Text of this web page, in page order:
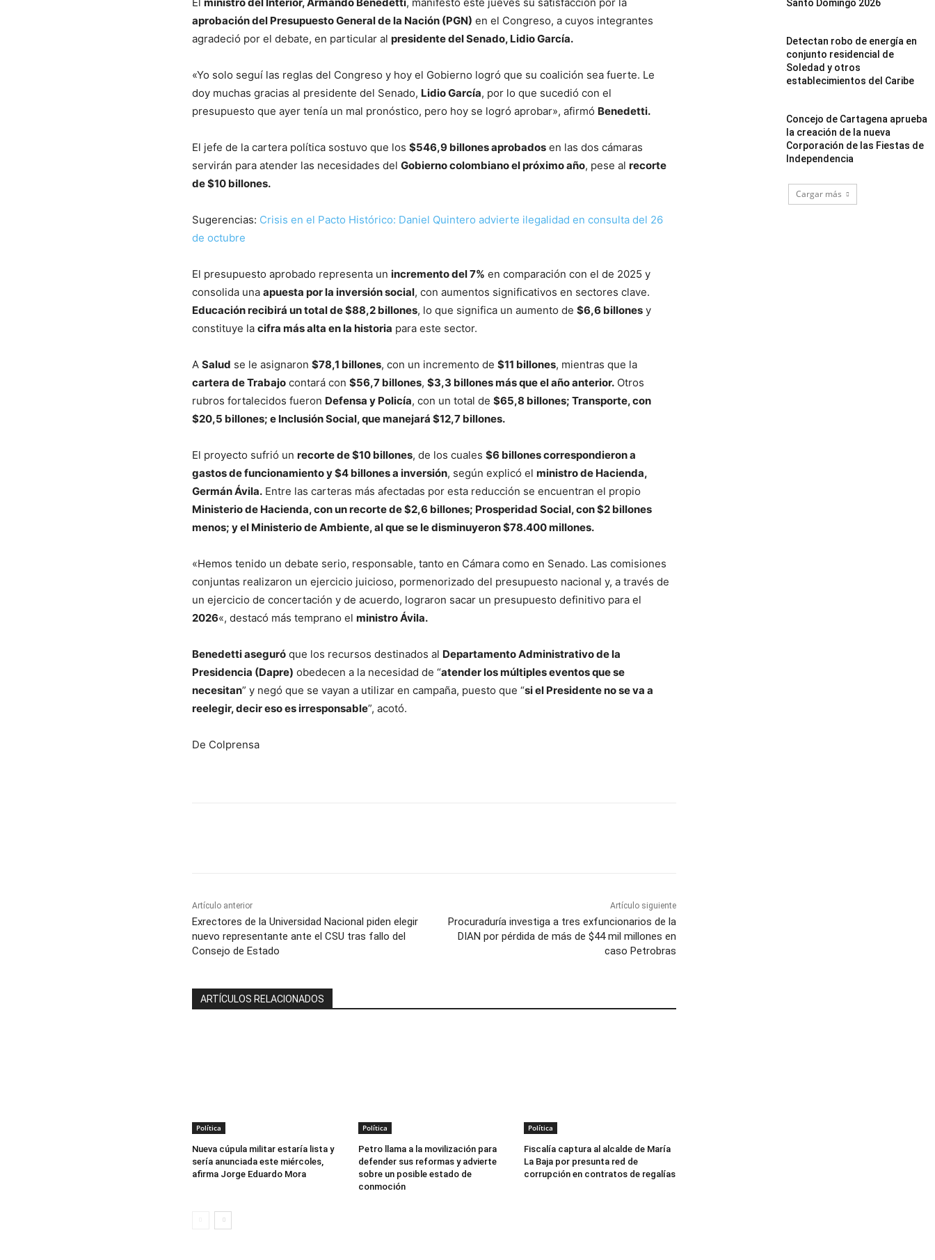
aprobación del Presupuesto General de la Nación (PGN) en el Congreso, a cuyos integrantes
agradeció por el debate, en particular al presidente del Senado, Lidio García.
«Yo solo seguí las reglas del Congreso y hoy el Gobierno logró que su coalición sea fuerte. Le
doy muchas gracias al presidente del Senado, Lidio García, por lo que sucedió con el
presupuesto que ayer tenía un mal pronóstico, pero hoy se logró aprobar», afirmó Benedetti.
El jefe de la cartera política sostuvo que los $546,9 billones aprobados en las dos cámaras
servirán para atender las necesidades del Gobierno colombiano el próximo año, pese al recorte
de $10 billones.
Sugerencias: Crisis en el Pacto Histórico: Daniel Quintero advierte ilegalidad en consulta del 26
de octubre
El presupuesto aprobado representa un incremento del 7% en comparación con el de 2025 y
consolida una apuesta por la inversión social, con aumentos significativos en sectores clave.
Educación recibirá un total de $88,2 billones, lo que significa un aumento de $6,6 billones y
constituye la cifra más alta en la historia para este sector.
A Salud se le asignaron $78,1 billones, con un incremento de $11 billones, mientras que la
cartera de Trabajo contará con $56,7 billones, $3,3 billones más que el año anterior. Otros
rubros fortalecidos fueron Defensa y Policía, con un total de $65,8 billones; Transporte, con
$20,5 billones; e Inclusión Social, que manejará $12,7 billones.
El proyecto sufrió un recorte de $10 billones, de los cuales $6 billones correspondieron a
gastos de funcionamiento y $4 billones a inversión, según explicó el ministro de Hacienda,
Germán Ávila. Entre las carteras más afectadas por esta reducción se encuentran el propio
Ministerio de Hacienda, con un recorte de $2,6 billones; Prosperidad Social, con $2 billones
menos; y el Ministerio de Ambiente, al que se le disminuyeron $78.400 millones.
«Hemos tenido un debate serio, responsable, tanto en Cámara como en Senado. Las comisiones
conjuntas realizaron un ejercicio juicioso, pormenorizado del presupuesto nacional y, a través de
un ejercicio de concertación y de acuerdo, lograron sacar un presupuesto definitivo para el
2026«, destacó más temprano el ministro Ávila.
Benedetti aseguró que los recursos destinados al Departamento Administrativo de la
Presidencia (Dapre) obedecen a la necesidad de “atender los múltiples eventos que se
necesitan” y negó que se vayan a utilizar en campaña, puesto que “si el Presidente no se va a
reelegir, decir eso es irresponsable”, acotó.
De Colprensa
Artículo anterior
Exrectores de la Universidad Nacional piden elegir
nuevo representante ante el CSU tras fallo del
Consejo de Estado
Artículo siguiente
Procuraduría investiga a tres exfuncionarios de la
DIAN por pérdida de más de $44 mil millones en
caso Petrobras
ARTÍCULOS RELACIONADOS
Política
Nueva cúpula militar estaría lista y
sería anunciada este miércoles,
afirma Jorge Eduardo Mora
Política
Petro llama a la movilización para
defender sus reformas y advierte
sobre un posible estado de
conmoción
Política
Fiscalía captura al alcalde de María
La Baja por presunta red de
corrupción en contratos de regalías
Santo Domingo 2026
Detectan robo de energía en
conjunto residencial de
Soledad y otros
establecimientos del Caribe
Concejo de Cartagena aprueba
la creación de la nueva
Corporación de las Fiestas de
Independencia
Cargar más